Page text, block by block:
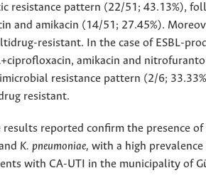
resistance pattern (22/51; 43.13%),
and amikacin (14/51; 27.45%).
resistant. In the case of ESBL-
amikacin and
resistance pattern (2/6;
resistant.
results reported confirm the presence of
K. pneumoniae, with a high
with CA-UTI in the municipality of